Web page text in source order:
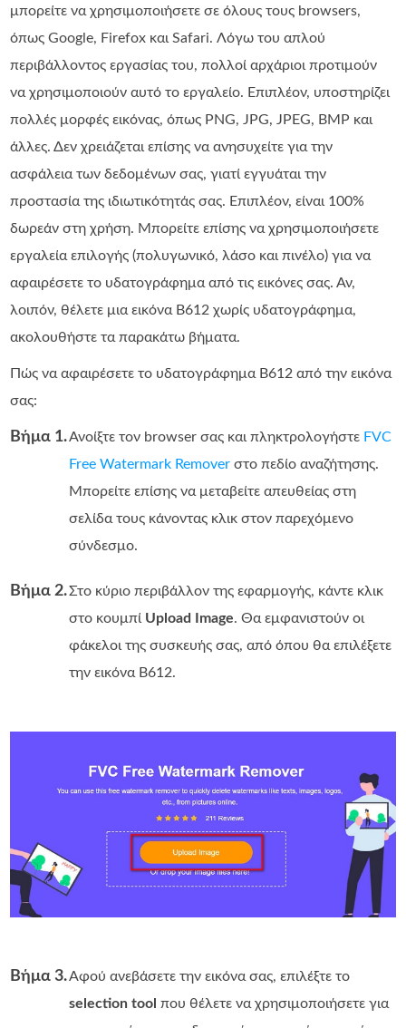
μπορείτε να χρησιμοποιήσετε σε όλους τους browsers,
όπως Google, Firefox και Safari. Λόγω του απλού
περιβάλλοντος εργασίας του, πολλοί αρχάριοι προτιμούν
να χρησιμοποιούν αυτό το εργαλείο. Επιπλέον, υποστηρίζει
πολλές μορφές εικόνας, όπως PNG, JPG, JPEG, BMP και
άλλες. Δεν χρειάζεται επίσης να ανησυχείτε για την
ασφάλεια των δεδομένων σας, γιατί εγγυάται την
προστασία της ιδιωτικότητάς σας. Επιπλέον, είναι 100%
δωρεάν στη χρήση. Μπορείτε επίσης να χρησιμοποιήσετε
εργαλεία επιλογής (πολυγωνικό, λάσο και πινέλο) για να
αφαιρέσετε το υδατογράφημα από τις εικόνες σας. Αν,
λοιπόν, θέλετε μια εικόνα B612 χωρίς υδατογράφημα,
ακολουθήστε τα παρακάτω βήματα.
Πώς να αφαιρέσετε το υδατογράφημα B612 από την εικόνα
σας:
Βήμα 1.Ανοίξτε τον browser σας και πληκτρολογήστε FVC
Free Watermark Remover στο πεδίο αναζήτησης.
Μπορείτε επίσης να μεταβείτε απευθείας στη
σελίδα τους κάνοντας κλικ στον παρεχόμενο
σύνδεσμο.
Βήμα 2.Στο κύριο περιβάλλον της εφαρμογής, κάντε κλικ
στο κουμπί Upload Image. Θα εμφανιστούν οι
φάκελοι της συσκευής σας, από όπου θα επιλέξετε
την εικόνα B612.
Βήμα 3.Αφού ανεβάσετε την εικόνα σας, επιλέξτε το
selection tool που θέλετε να χρησιμοποιήσετε για